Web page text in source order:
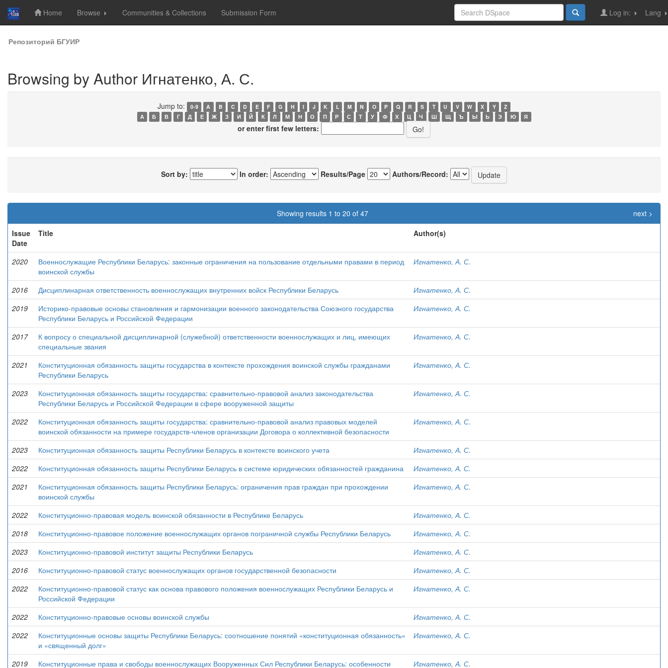
Skip
navigation
Home Browse Communities & Collections Submission Form Lang
Log in:
Репозиторий БГУИР
Browsing by Author Игнатенко, А. С.
Jump to: 0-9 A B C D E F G H I J K L M N O P Q R S T U V W X Y
Z
А
Б В Г Д Е Ж З И Й К Л М Н О П Р С Т У Ф Х Ц Ч Ш Щ Ъ Ы Ь Э Ю Я
or enter first few letters:
Sort by: In order: Results/Page Authors/Record:
Showing results 1 to 20 of 47
next >
Issue
Date
Title Author(s)
2020
Военнослужащие Республики Беларусь: законные ограничения на пользование отдельными правами в период
воинской службы
Игнатенко, А. С.
2016 Дисциплинарная ответственность военнослужащих внутренних войск Республики Беларусь
Игнатенко, А. С.
2019
Историко-правовые основы становления и гармонизации военного законодательства Союзного государства
Республики Беларусь и Российской Федерации
Игнатенко, А. С.
2017
К вопросу о специальной дисциплинарной (служебной) ответственности военнослужащих и лиц, имеющих
специальные звания
Игнатенко, А. С.
2021
Конституционная обязанность защиты государства в контексте прохождения воинской службы гражданами
Республики Беларусь
Игнатенко, А. С.
2023
Конституционная обязанность защиты государства: сравнительно-правовой анализ законодательства
Республики Беларусь и Российской Федерации в сфере вооруженной защиты
Игнатенко, А. С.
2022
Конституционная обязанность защиты государства: сравнительно-правовой анализ правовых моделей
воинской обязанности на примере государств-членов организации Договора о коллективной безопасности
Игнатенко, А. С.
2023 Конституционная обязанность защиты Республики Беларусь в контексте воинского учета
Игнатенко, А. С.
2022
Конституционная обязанность защиты Республики Беларусь в системе юридических обязанностей гражданина
Игнатенко, А. С.
2021
Конституционная обязанность защиты Республики Беларусь: ограничения прав граждан при прохождении
воинской службы
Игнатенко, А. С.
2022 Конституционно-правовая модель воинской обязанности в Республике Беларусь
Игнатенко, А. С.
2018
Конституционно-правовое положение военнослужащих органов пограничной службы Республики Беларусь
Игнатенко, А. С.
2023
Конституционно-правовой институт защиты Республики Беларусь
Игнатенко, А. С.
2016
Конституционно-правовой статус военнослужащих органов государственной безопасности
Игнатенко, А. С.
2022
Конституционно-правовой статус как основа правового положения военнослужащих Республики Беларусь и
Российской Федерации
Игнатенко, А. С.
2022 Конституционно-правовые основы воинской службы
Игнатенко, А. С.
2022
Конституционные основы защиты Республики Беларусь: соотношение понятий «конституционная обязанность»
и «священный долг»
Игнатенко, А. С.
2019 Конституционные права и свободы военнослужащих Вооруженных Сил Республики Беларусь: особенности Игнатенко, А. С.